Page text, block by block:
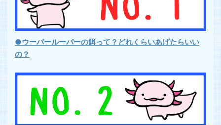
●ウーパールーパーの餌って？どれくらいあげたらいい
の？